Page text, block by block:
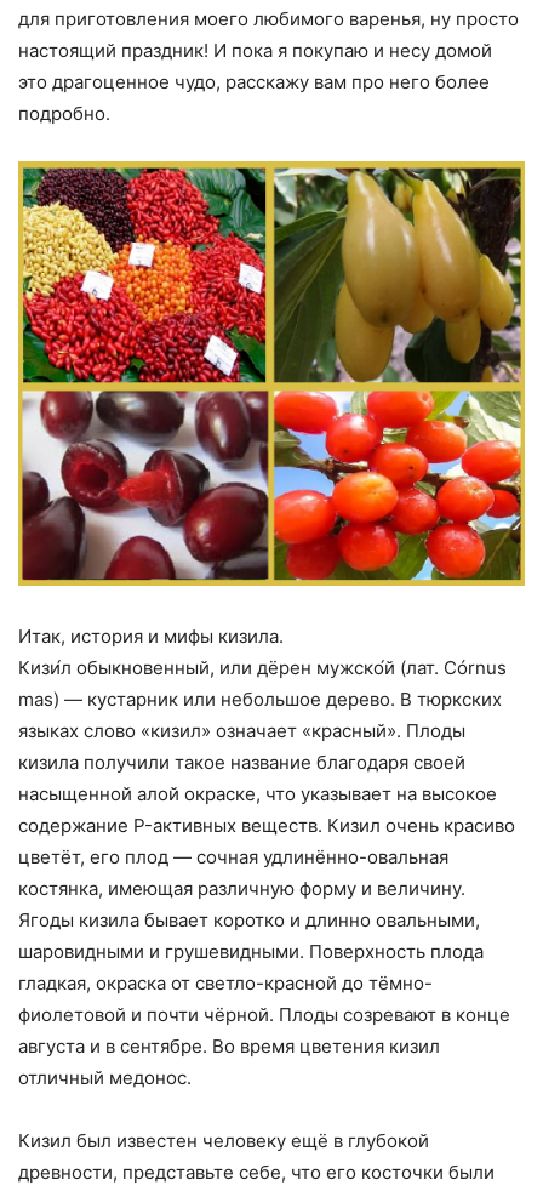
для приготовления моего любимого варенья, ну просто
настоящий праздник! И пока я покупаю и несу домой
это драгоценное чудо, расскажу вам про него более
подробно.
Итак, история и мифы кизила.
Кизи́л обыкновенный, или дёрен мужско́й (лат. Córnus
mas) — кустарник или небольшое дерево. В тюркских
языках слово «кизил» означает «красный». Плоды
кизила получили такое название благодаря своей
насыщенной алой окраске, что указывает на высокое
содержание P-активных веществ. Кизил очень красиво
цветёт, его плод — сочная удлинённо-овальная
костянка, имеющая различную форму и величину.
Ягоды кизила бывает коротко и длинно овальными,
шаровидными и грушевидными. Поверхность плода
гладкая, окраска от светло-красной до тёмно-
фиолетовой и почти чёрной. Плоды созревают в конце
августа и в сентябре. Во время цветения кизил
отличный медонос.
Кизил был известен человеку ещё в глубокой
древности, представьте себе, что его косточки были